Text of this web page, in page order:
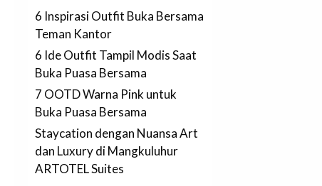
6 Inspirasi Outfit Buka Bersama
Teman Kantor
6 Ide Outfit Tampil Modis Saat
Buka Puasa Bersama
7 OOTD Warna Pink untuk
Buka Puasa Bersama
Staycation dengan Nuansa Art
dan Luxury di Mangkuluhur
ARTOTEL Suites